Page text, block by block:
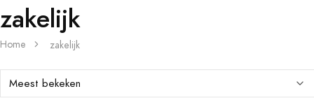
zakelijk
Home zakelijk